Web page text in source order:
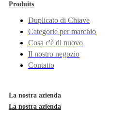
Produits
Duplicato di Chiave
Categorie per marchio
Cosa c'è di nuovo
Il nostro negozio
Contatto
La nostra azienda
La nostra azienda